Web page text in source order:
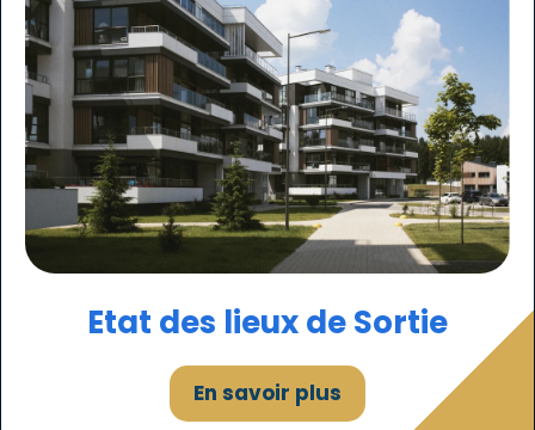
Etat des lieux de Sortie
En savoir plus